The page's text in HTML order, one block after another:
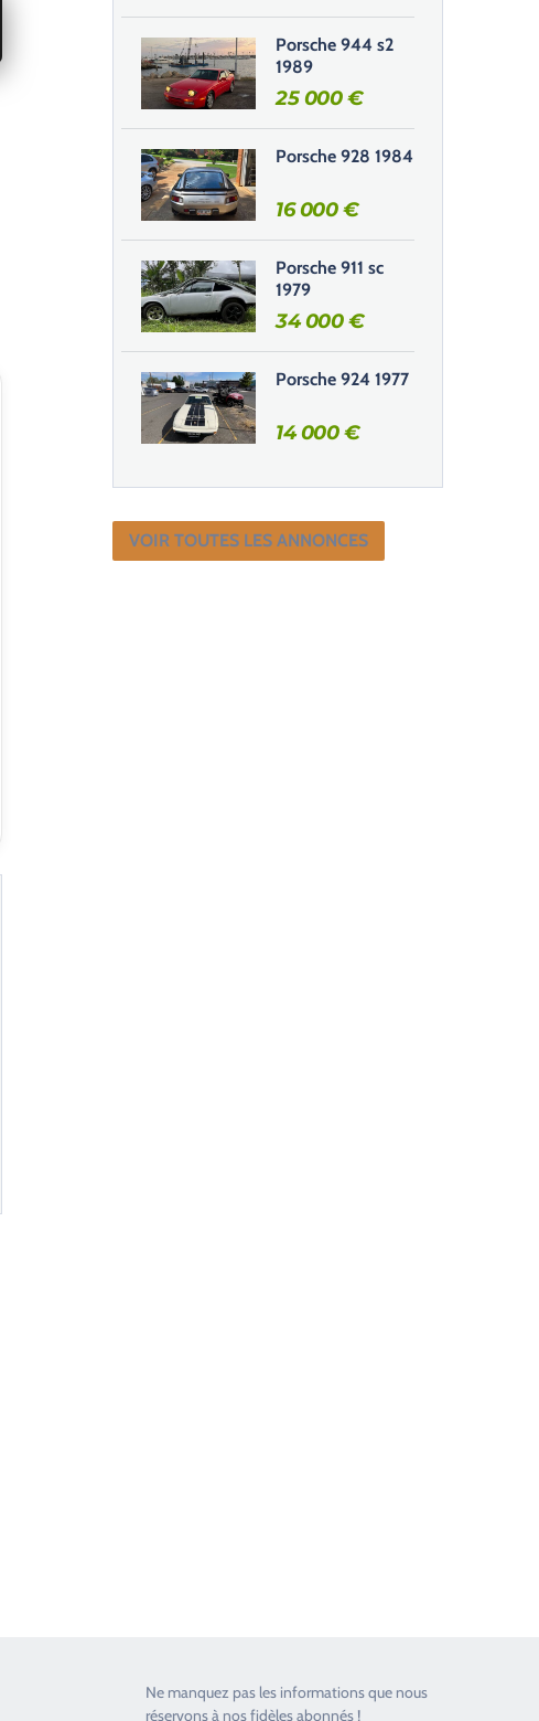
Porsche 944 s2
1989
25 000€
Porsche 928 1984
16 000€
Porsche 911 sc
1979
34 000€
Porsche 924 1977
14 000€
VOIR TOUTES LES ANNONCES
Ne manquez pas les informations que nous
réservons à nos fidèles abonnés !